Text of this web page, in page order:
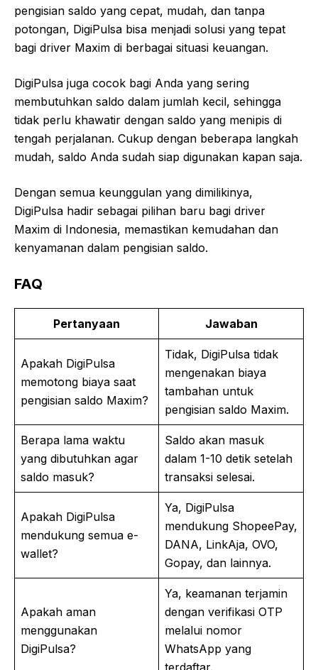
pengisian saldo yang cepat, mudah, dan tanpa
potongan, DigiPulsa bisa menjadi solusi yang tepat
bagi driver Maxim di berbagai situasi keuangan.
DigiPulsa juga cocok bagi Anda yang sering
membutuhkan saldo dalam jumlah kecil, sehingga
tidak perlu khawatir dengan saldo yang menipis di
tengah perjalanan. Cukup dengan beberapa langkah
mudah, saldo Anda sudah siap digunakan kapan saja.
Dengan semua keunggulan yang dimilikinya,
DigiPulsa hadir sebagai pilihan baru bagi driver
Maxim di Indonesia, memastikan kemudahan dan
kenyamanan dalam pengisian saldo.
FAQ
Pertanyaan Jawaban
Apakah DigiPulsa
memotong biaya saat
pengisian saldo Maxim?
Tidak, DigiPulsa tidak
mengenakan biaya
tambahan untuk
pengisian saldo Maxim.
Berapa lama waktu
yang dibutuhkan agar
saldo masuk?
Saldo akan masuk
dalam 1-10 detik setelah
transaksi selesai.
Apakah DigiPulsa
mendukung semua e-
wallet?
Ya, DigiPulsa
mendukung ShopeePay,
DANA, LinkAja, OVO,
Gopay, dan lainnya.
Apakah aman
menggunakan
DigiPulsa?
Ya, keamanan terjamin
dengan verifikasi OTP
melalui nomor
WhatsApp yang
terdaftar.